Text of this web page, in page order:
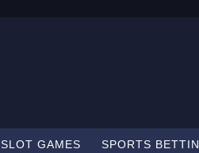
SLOT GAMES SPORTS